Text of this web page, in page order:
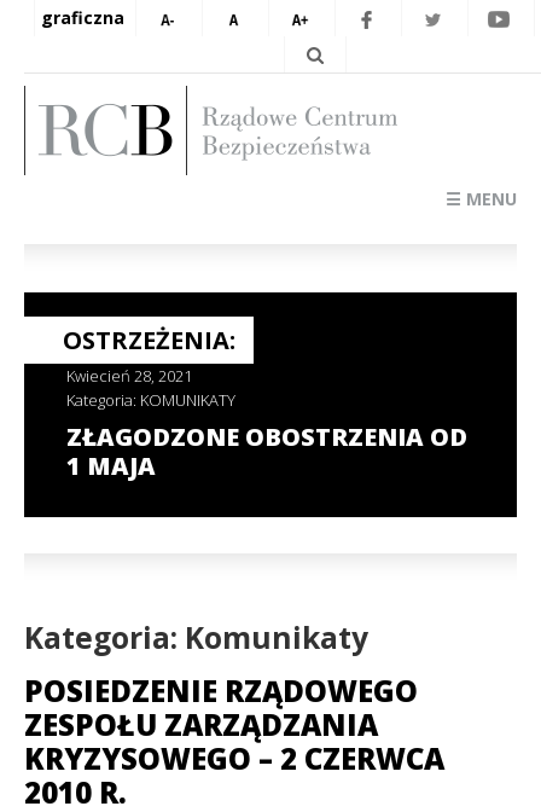
graficzna
☰ MENU
OSTRZEŻENIA:
Kwiecień 28, 2021
Kategoria: KOMUNIKATY
ZŁAGODZONE OBOSTRZENIA OD
1 MAJA
Kategoria: Komunikaty
POSIEDZENIE RZĄDOWEGO
ZESPOŁU ZARZĄDZANIA
KRYZYSOWEGO – 2 CZERWCA
2010 R.